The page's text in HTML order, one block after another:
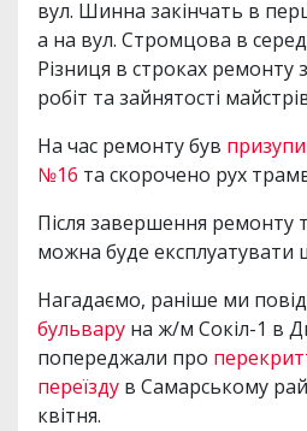
вул. Шинна закінчать в
а на вул. Стромцова в
Різниця в строках ремонту
робіт та зайнятості
На час ремонту був
№16 та скорочено рух
Після завершення ремонту
можна буде експлуатувати
Нагадаємо, раніше ми
бульвару на ж/м Сокіл-1 в
попереджали про
переїзду в Самарському
квітня.